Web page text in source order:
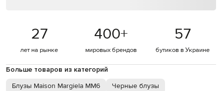
27
лет на рынке
400+
мировых брендов
57
бутиков в Украине
Больше товаров из категорий
Блузы Maison Margiela MM6
Черные блузы